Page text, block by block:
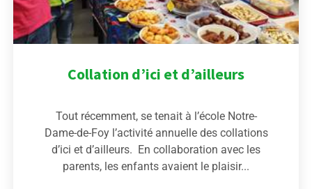
Collation d’ici et d’ailleurs
Tout récemment, se tenait à l’école Notre-
Dame-de-Foy l’activité annuelle des collations
d’ici et d’ailleurs. En collaboration avec les
parents, les enfants avaient le plaisir...